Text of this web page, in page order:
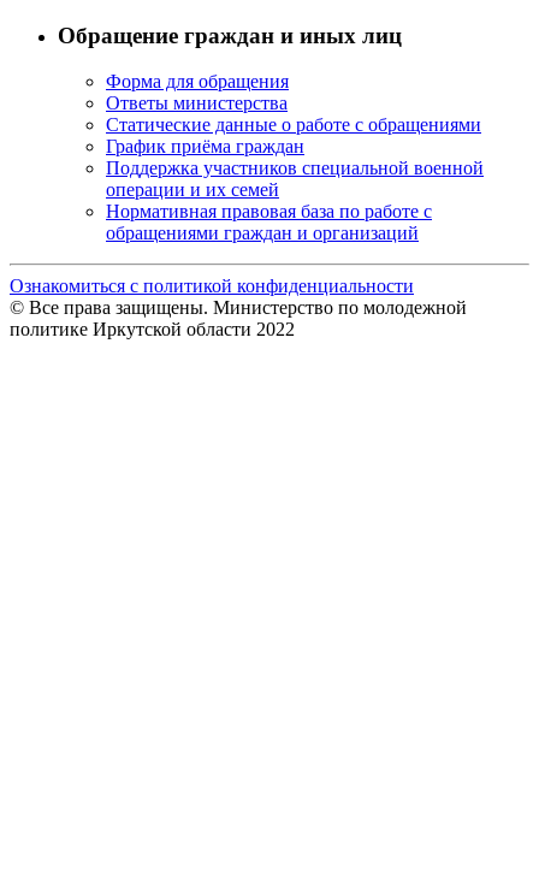
Обращение граждан и иных лиц
Форма для обращения
Ответы министерства
Статические данные о работе с обращениями
График приёма граждан
Поддержка участников специальной военной
операции и их семей
Нормативная правовая база по работе с
обращениями граждан и организаций
Ознакомиться с политикой конфиденциальности
© Все права защищены. Министерство по молодежной
политике Иркутской области 2022